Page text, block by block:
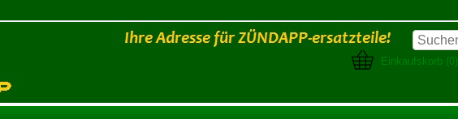
Einkaufskorb (0)